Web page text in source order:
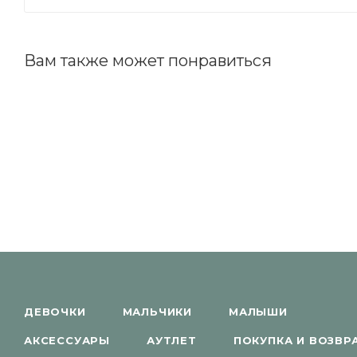
Вам также может понравиться
ДЕВОЧКИ МАЛЬЧИКИ МАЛЫШИ
АКСЕССУАРЫ АУТЛЕТ ПОКУПКА И